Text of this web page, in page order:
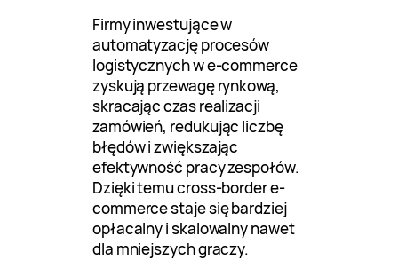
Firmy inwestujące w
automatyzację procesów
logistycznych w e-commerce
zyskują przewagę rynkową,
skracając czas realizacji
zamówień, redukując liczbę
błędów i zwiększając
efektywność pracy zespołów.
Dzięki temu cross-border e-
commerce staje się bardziej
opłacalny i skalowalny nawet
dla mniejszych graczy.